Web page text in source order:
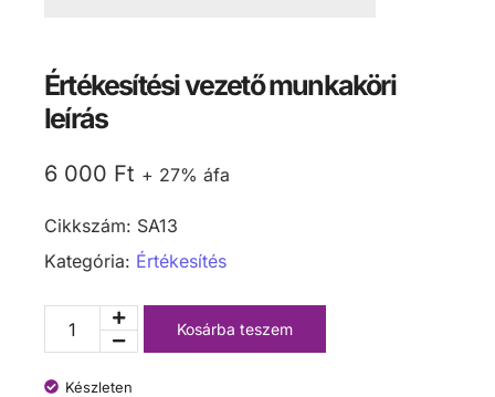
Értékesítési vezető munkaköri
leírás
6 000 Ft + 27% áfa
Cikkszám: SA13
Kategória: Értékesítés
Kosárba teszem
Készleten